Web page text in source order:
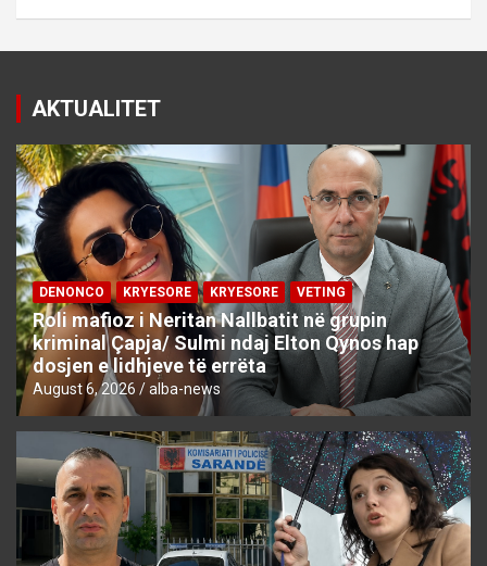
AKTUALITET
DENONCO KRYESORE KRYESORE VETING
Roli mafioz i Neritan Nallbatit në grupin
kriminal Çapja/ Sulmi ndaj Elton Qynos hap
dosjen e lidhjeve të errëta
August 6, 2026 alba-news